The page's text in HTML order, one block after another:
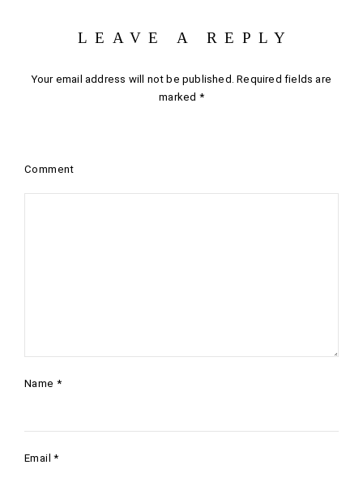
LEAVE A REPLY
Your email address will not be published. Required fields are
marked *
Comment
Name *
Email*